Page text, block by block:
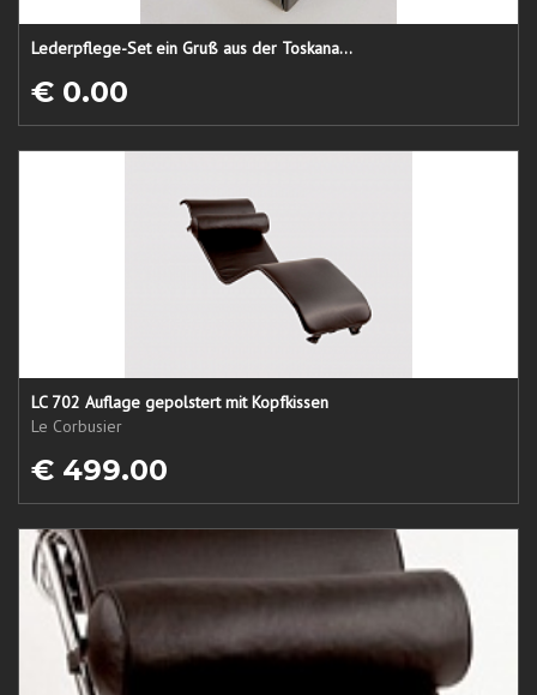
Lederpflege-Set ein Gruß aus der Toskana...
€ 0.00
LC 702 Auflage gepolstert mit Kopfkissen
Le Corbusier
€ 499.00